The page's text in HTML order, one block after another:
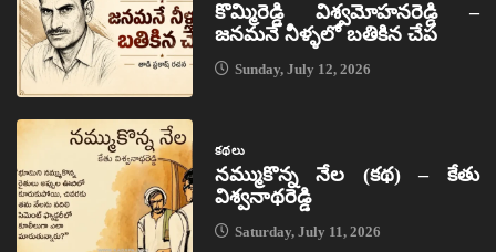
కొమ్మిరెడ్డి విశ్వమోహనరెడ్డి –
జనమనే నీళ్ళలో బతికిన చేప
Sunday, July 12, 2026
కథలు
నమ్ముకొన్న నేల (కథ) – కేతు
విశ్వనాథరెడ్డి
Saturday, July 11, 2026